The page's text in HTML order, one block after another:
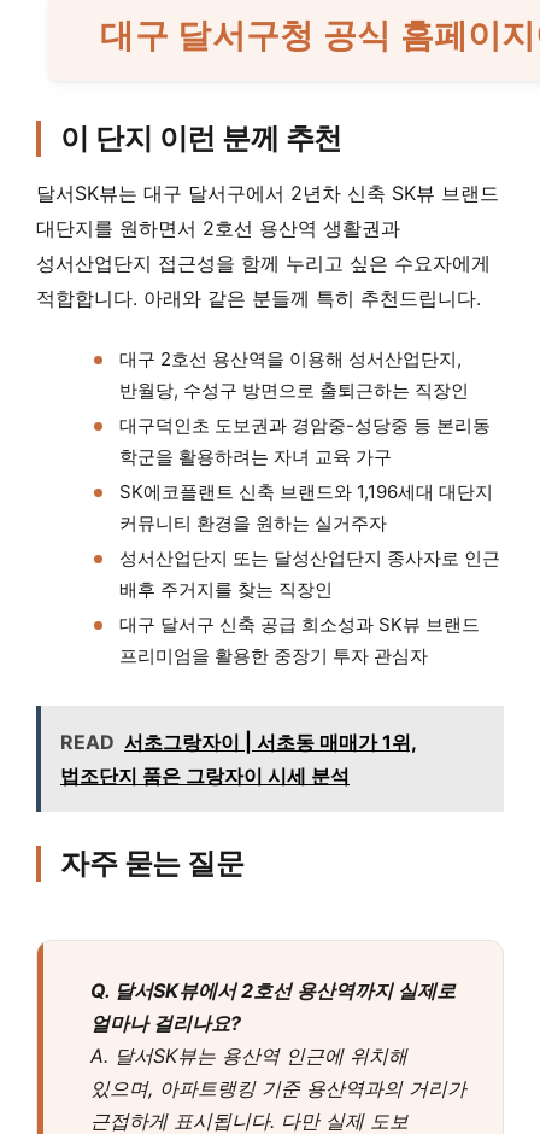
대구 달서구청 공식 홈페이
이 단지 이런 분께 추천
달서SK뷰는 대구 달서구에서 2년차 신축 SK뷰 브랜드
대단지를 원하면서 2호선 용산역 생활권과
성서산업단지 접근성을 함께 누리고 싶은 수요자에게
적합합니다. 아래와 같은 분들께 특히 추천드립니다.
대구 2호선 용산역을 이용해 성서산업단지,
반월당, 수성구 방면으로 출퇴근하는 직장인
대구덕인초 도보권과 경암중-성당중 등 본리동
학군을 활용하려는 자녀 교육 가구
SK에코플랜트 신축 브랜드와 1,196세대 대단지
커뮤니티 환경을 원하는 실거주자
성서산업단지 또는 달성산업단지 종사자로 인근
배후 주거지를 찾는 직장인
대구 달서구 신축 공급 희소성과 SK뷰 브랜드
프리미엄을 활용한 중장기 투자 관심자
READ 서초그랑자이 | 서초동 매매가 1위,
법조단지 품은 그랑자이 시세 분석
자주 묻는 질문
Q. 달서SK뷰에서 2호선 용산역까지 실제로
얼마나 걸리나요?
A. 달서SK뷰는 용산역 인근에 위치해
있으며, 아파트랭킹 기준 용산역과의 거리가
근접하게 표시됩니다. 다만 실제 도보